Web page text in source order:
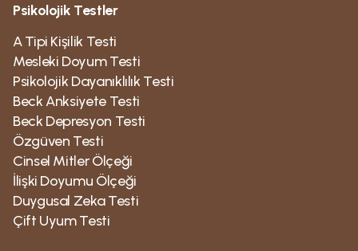
Psikolojik Testler
A Tipi Kişilik Testi
Mesleki Doyum Testi
Psikolojik Dayanıklılık Testi
Beck Anksiyete Testi
Beck Depresyon Testi
Özgüven Testi
Cinsel Mitler Ölçeği
İlişki Doyumu Ölçeği
Duygusal Zeka Testi
Çift Uyum Testi